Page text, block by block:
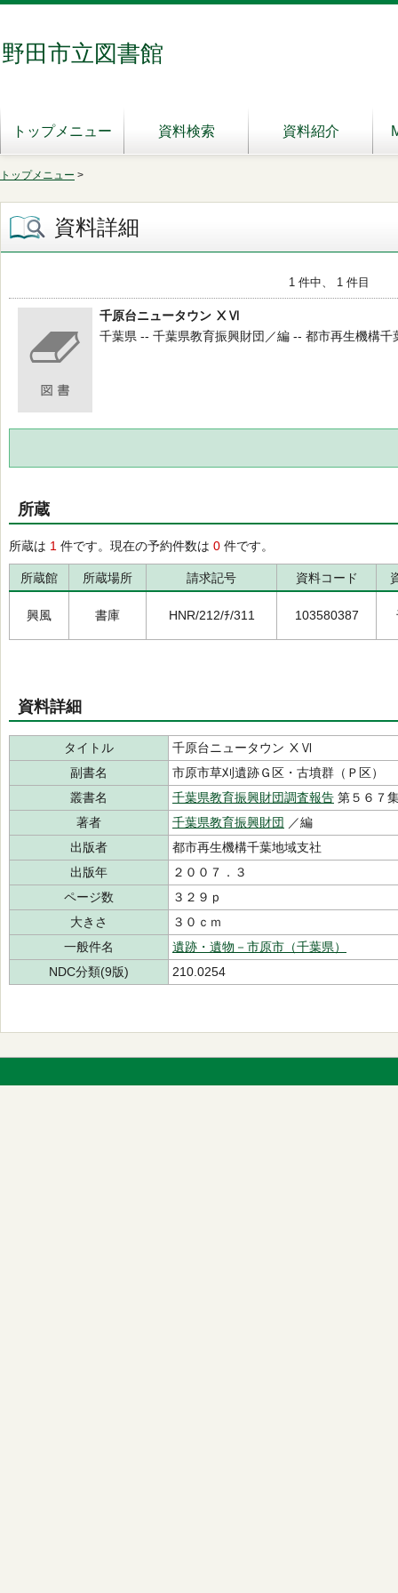
野田市立図書館
トップメニュー 資料検索 資料紹介
トップメニュー >
資料詳細
1 件中、 1 件目
千原台ニュータウン ⅩⅥ
千葉県 -- 千葉県教育振興財団／編 -- 都市再生機構
所蔵
所蔵は 1 件です。現在の予約件数は 0 件です。
所蔵館 所蔵場所 請求記号 資料コード
興風 書庫 HNR/212/ﾁ/311 103580387
資料詳細
タイトル
千原台ニュータウン ⅩⅥ
副書名
市原市草刈遺跡Ｇ区・古墳群（Ｐ区）
叢書名
千葉県教育振興財団調査報告 第５６７
著者
千葉県教育振興財団 ／編
出版者
都市再生機構千葉地域支社
出版年
２００７．３
ページ数
３２９ｐ
大きさ
３０ｃｍ
一般件名
遺跡・遺物－市原市（千葉県）
NDC分類(9版)
210.0254